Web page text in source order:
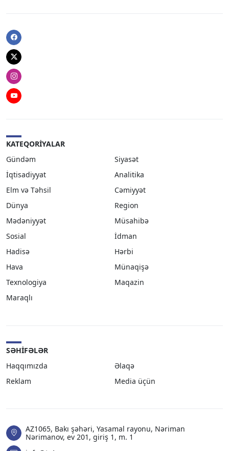
Facebook
Twitter
Instagram
Youtube
KATEQORIYALAR
Gündəm
Siyasət
İqtisadiyyat
Analitika
Elm və Təhsil
Cəmiyyət
Dünya
Region
Mədəniyyət
Müsahibə
Sosial
İdman
Hadisə
Hərbi
Hava
Münaqişə
Texnologiya
Maqazin
Maraqlı
SƏHIFƏLƏR
Haqqımızda
Əlaqə
Reklam
Media üçün
AZ1065, Bakı şəhəri, Yasamal rayonu, Nəriman
Nərimanov, ev 201, giriş 1, m. 1